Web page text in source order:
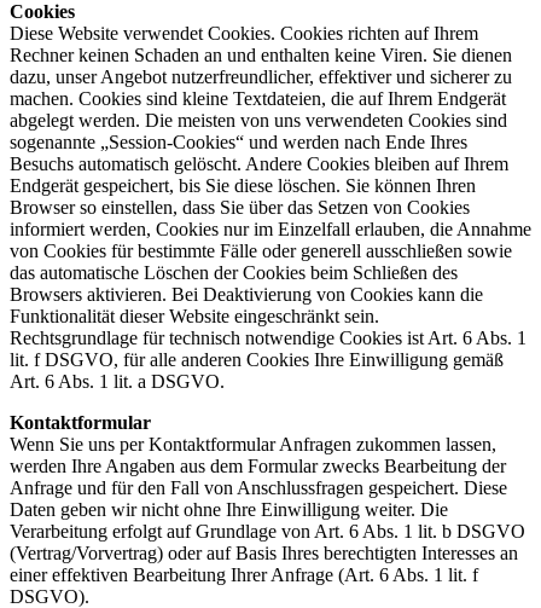
Cookies
Diese Website verwendet Cookies. Cookies richten auf Ihrem
Rechner keinen Schaden an und enthalten keine Viren. Sie dienen
dazu, unser Angebot nutzerfreundlicher, effektiver und sicherer zu
machen. Cookies sind kleine Textdateien, die auf Ihrem Endgerät
abgelegt werden. Die meisten von uns verwendeten Cookies sind
sogenannte „Session-Cookies“ und werden nach Ende Ihres
Besuchs automatisch gelöscht. Andere Cookies bleiben auf Ihrem
Endgerät gespeichert, bis Sie diese löschen. Sie können Ihren
Browser so einstellen, dass Sie über das Setzen von Cookies
informiert werden, Cookies nur im Einzelfall erlauben, die Annahme
von Cookies für bestimmte Fälle oder generell ausschließen sowie
das automatische Löschen der Cookies beim Schließen des
Browsers aktivieren. Bei Deaktivierung von Cookies kann die
Funktionalität dieser Website eingeschränkt sein.
Rechtsgrundlage für technisch notwendige Cookies ist Art. 6 Abs. 1
lit. f DSGVO, für alle anderen Cookies Ihre Einwilligung gemäß
Art. 6 Abs. 1 lit. a DSGVO.
Kontaktformular
Wenn Sie uns per Kontaktformular Anfragen zukommen lassen,
werden Ihre Angaben aus dem Formular zwecks Bearbeitung der
Anfrage und für den Fall von Anschlussfragen gespeichert. Diese
Daten geben wir nicht ohne Ihre Einwilligung weiter. Die
Verarbeitung erfolgt auf Grundlage von Art. 6 Abs. 1 lit. b DSGVO
(Vertrag/Vorvertrag) oder auf Basis Ihres berechtigten Interesses an
einer effektiven Bearbeitung Ihrer Anfrage (Art. 6 Abs. 1 lit. f
DSGVO).